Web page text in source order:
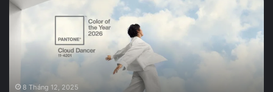
11-
Màu
của 8 Tháng 12, 2025